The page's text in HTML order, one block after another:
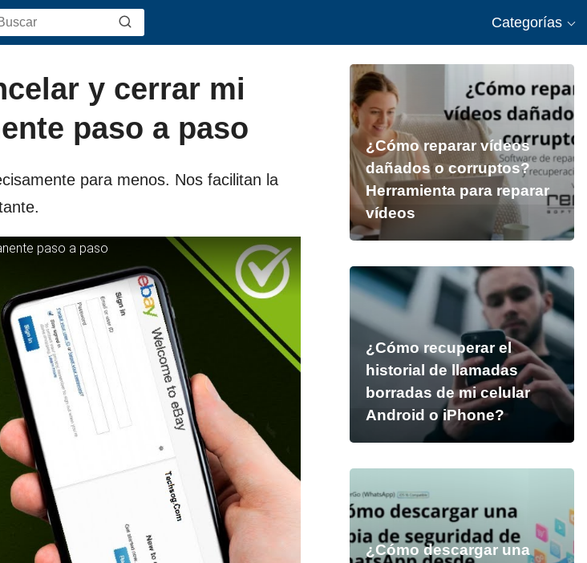
Categorías
y cerrar mi
paso a paso
para menos. Nos facilitan la
paso a paso
¿Cómo reparar vídeos
dañados o corruptos?
Herramienta para reparar
vídeos
¿Cómo recuperar el
historial de llamadas
borradas de mi celular
Android o iPhone?
¿Cómo descargar una